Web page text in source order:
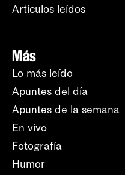
Artículos leídos
Más
Lo más leído
Apuntes del día
Apuntes de la semana
En vivo
Fotografía
Humor